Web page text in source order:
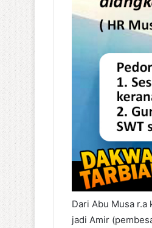
Dari Abu Musa r.a
jadi Amir